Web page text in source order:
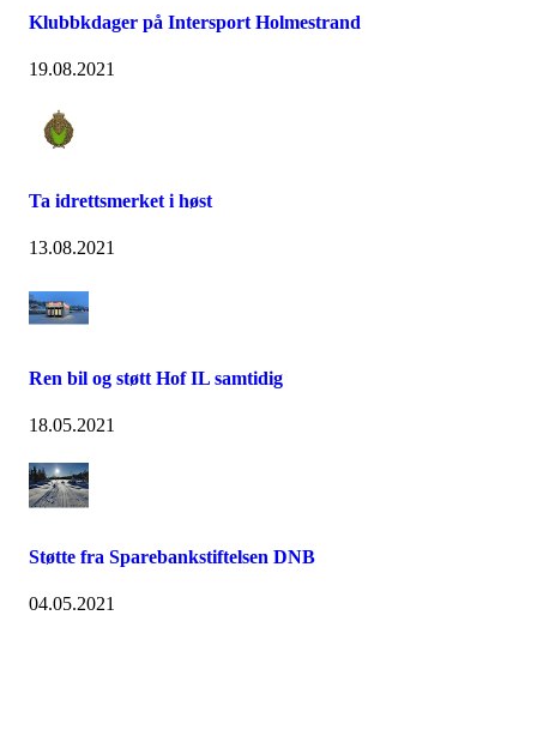
Klubbkdager på Intersport Holmestrand
19.08.2021
Ta idrettsmerket i høst
13.08.2021
Ren bil og støtt Hof IL samtidig
18.05.2021
Støtte fra Sparebankstiftelsen DNB
04.05.2021